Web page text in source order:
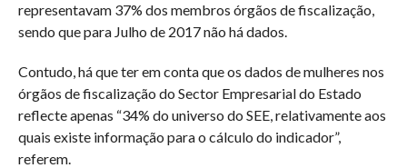
representavam 37% dos membros órgãos de fiscalização,
sendo que para Julho de 2017 não há dados.
Contudo, há que ter em conta que os dados de mulheres nos
órgãos de fiscalização do Sector Empresarial do Estado
reflecte apenas “34% do universo do SEE, relativamente aos
quais existe informação para o cálculo do indicador”,
referem.